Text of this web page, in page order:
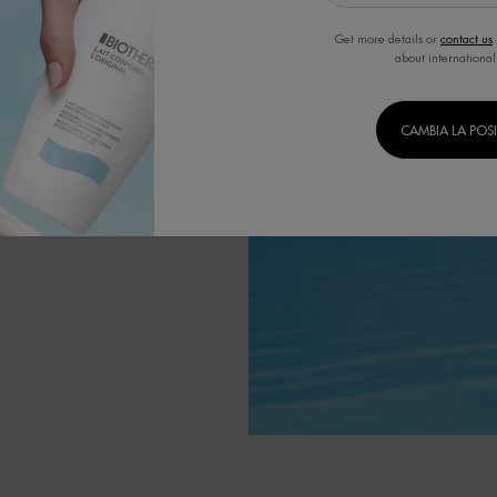
di
di
Get more details or contact us
about international
CAMBIA LA